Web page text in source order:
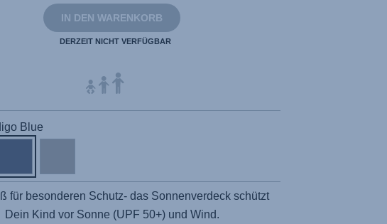
IN DEN WARENKORB
DERZEIT NICHT VERFÜGBAR
Blue
für besonderen Schutz- das Sonnenverdeck schützt
Dein Kind vor Sonne (UPF 50+) und Wind.